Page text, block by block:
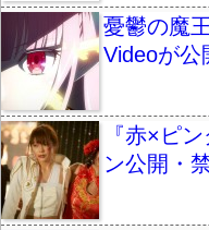
憂鬱の魔
Videoが公
『赤×ピ
ン公開・